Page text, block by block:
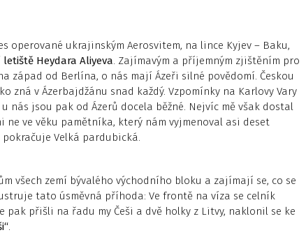
operované ukrajinským Aerosvitem, na lince Kyjev – Baku,
Heydara Aliyeva. Zajímavým a příjemným zjištěním pro
západ od Berlína, o nás mají Ázeři silné povědomí. Českou
zná v Ázerbajdžánu snad každý. Vzpomínky na Karlovy Vary
nás jsou pak od Ázerů docela běžné. Nejvíc mě však dostal
ne ve věku pamětníka, který nám vyjmenoval asi deset
Velká pardubická.
všech zemí bývalého východního bloku a zajímají se, co se
tato úsměvná příhoda: Ve frontě na víza se celník
pak přišli na řadu my Češi a dvě holky z Litvy, naklonil se ke
.